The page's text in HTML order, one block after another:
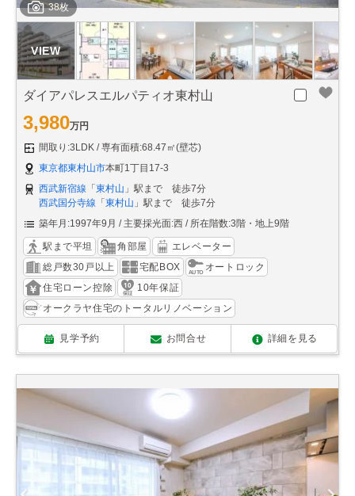
38枚
ダイアパレスエルパティオ東村山
3,980万円
間取り:3LDK
専有面積:68.47㎡(壁芯)
東京都東村山市本町1丁目17-3
西武新宿線 「 東村山 」駅まで 徒歩7分
西武国分寺線 「 東村山 」駅まで 徒歩7分
築年月:1997年9月
主要採光面:西 所在階数:3階・地上9階
駅まで平坦 角部屋
エレベーター
総戸数30戸以上
宅配BOX
オートロック
住宅ローン控除
10年保証
オークラヤ住宅のトータルリノベーション
見学予約 お問合せ 詳細を見る